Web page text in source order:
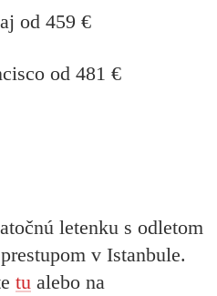
od 459 €
od 481 €
letenku s odletom
v Istanbule.
tu alebo na